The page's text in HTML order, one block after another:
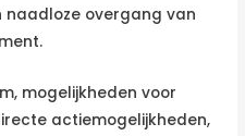
naadloze overgang van
mogelijkheden voor
actiemogelijkheden,